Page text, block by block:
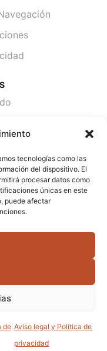
tecnologías como las
del dispositivo. El
procesar datos como
únicas en este
puede afectar
de Aviso legal y Política de
privacidad
25600, Balaguer